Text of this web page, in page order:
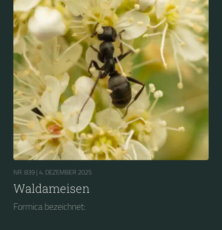
NR. 839 | 4. DEZEMBER 2025
Waldameisen
Formica bezeichnet: